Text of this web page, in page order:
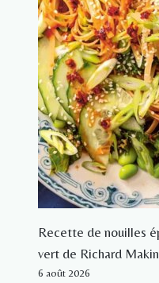
Recette de nouilles
vert de Richard Makin
6 août 2026